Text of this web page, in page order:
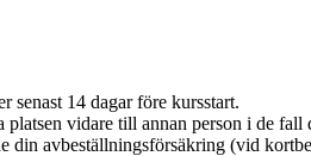
senast 14 dagar före kursstart.
platsen vidare till annan person i de fall
din avbeställningsförsäkring (vid